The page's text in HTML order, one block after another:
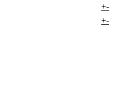
+-
+-